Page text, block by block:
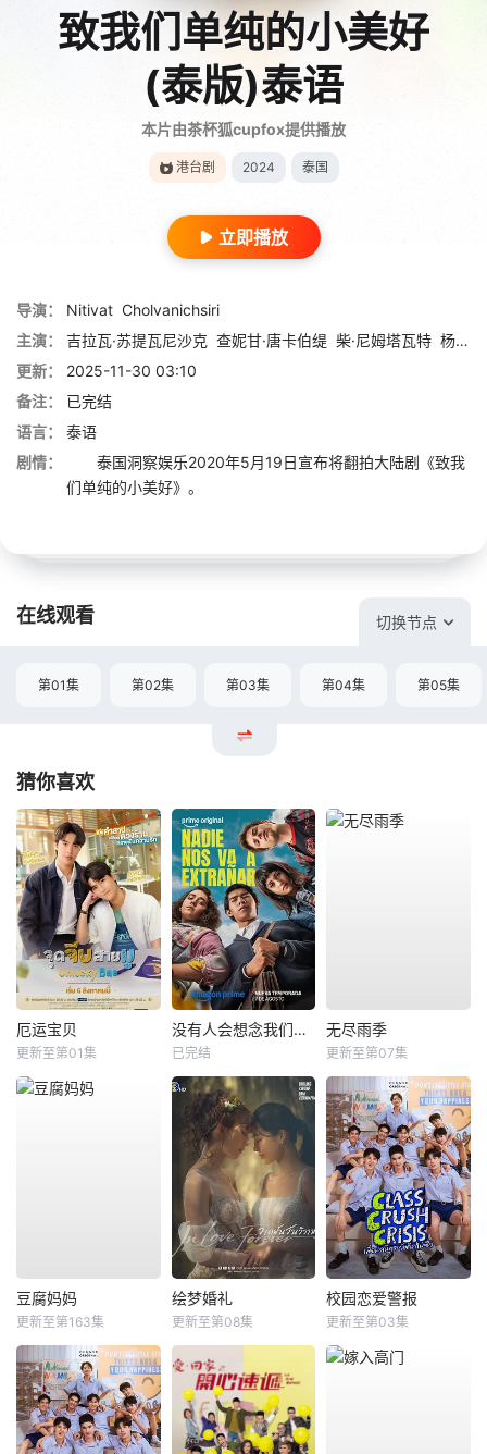
致我们单纯的小美好
(泰版)泰语
本片由茶杯狐cupfox提供播放
港台剧 2024 泰国
立即播放
导演： Nitivat Cholvanichsiri
主演：
吉拉瓦·苏提瓦尼沙克 查妮甘·唐卡伯缇 柴·尼姆塔瓦特 杨斯维
更新：
2025-11-30 03:10
备注：
已完结
语言：
泰语
剧情：
泰国洞察娱乐2020年5月19日宣布将翻拍大陆剧《致我
们单纯的小美好》。
在线观看 切换节点
第01集 第02集 第03集 第04集 第05集
猜你喜欢
厄运宝贝
更新至第01集
没有人会想念我们第二季
已完结
无尽雨季
更新至第07集
豆腐妈妈
更新至第163集
绘梦婚礼
更新至第08集
校园恋爱警报
更新至第03集